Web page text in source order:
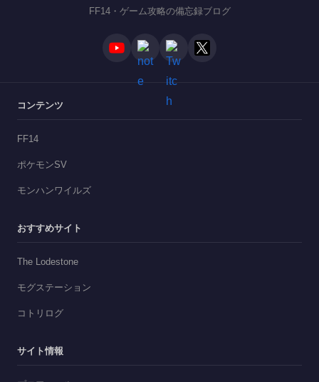
FF14・ゲーム攻略の備忘録ブログ
コンテンツ
FF14
ポケモンSV
モンハンワイルズ
おすすめサイト
The Lodestone
モグステーション
コトリログ
サイト情報